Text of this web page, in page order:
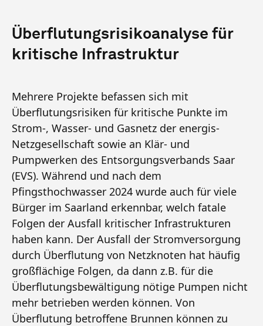
Überflutungsrisikoanalyse für
kritische Infrastruktur
Mehrere Projekte befassen sich mit
Überflutungsrisiken für kritische Punkte im
Strom-, Wasser- und Gasnetz der energis-
Netzgesellschaft sowie an Klär- und
Pumpwerken des Entsorgungsverbands Saar
(EVS). Während und nach dem
Pfingsthochwasser 2024 wurde auch für viele
Bürger im Saarland erkennbar, welch fatale
Folgen der Ausfall kritischer Infrastrukturen
haben kann. Der Ausfall der Stromversorgung
durch Überflutung von Netzknoten hat häufig
großflächige Folgen, da dann z.B. für die
Überflutungsbewältigung nötige Pumpen nicht
mehr betrieben werden können. Von
Überflutung betroffene Brunnen können zu